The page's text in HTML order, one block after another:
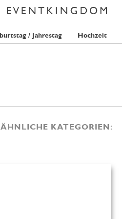
/ Jahrestag Hochzeit
ÄHNLICHE KATEGORIEN: